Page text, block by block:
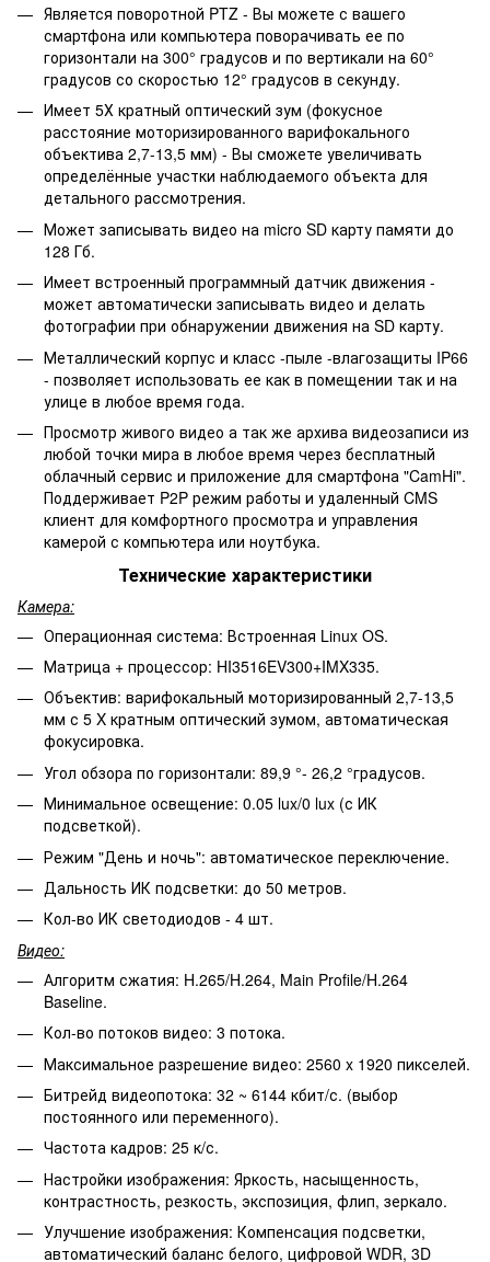
Является поворотной PTZ - Вы можете с вашего
смартфона или компьютера поворачивать ее по
горизонтали на 300° градусов и по вертикали на 60°
градусов со скоростью 12° градусов в секунду.
Имеет 5Х кратный оптический зум (фокусное
расстояние моторизированного варифокального
объектива 2,7-13,5 мм) - Вы сможете увеличивать
определённые участки наблюдаемого объекта для
детального рассмотрения.
Может записывать видео на micro SD карту памяти до
128 Гб.
Имеет встроенный программный датчик движения -
может автоматически записывать видео и делать
фотографии при обнаружении движения на SD карту.
Металлический корпус и класс -пыле -влагозащиты IP66
- позволяет использовать ее как в помещении так и на
улице в любое время года.
Просмотр живого видео а так же архива видеозаписи из
любой точки мира в любое время через бесплатный
облачный сервис и приложение для смартфона "CamHi".
Поддерживает P2P режим работы и удаленный CMS
клиент для комфортного просмотра и управления
камерой с компьютера или ноутбука.
Технические характеристики
Камера:
Операционная система: Встроенная Linux OS.
Матрица + процессор: HI3516EV300+IMX335.
Объектив: варифокальный моторизированный 2,7-13,5
мм с 5 X кратным оптический зумом, автоматическая
фокусировка.
Угол обзора по горизонтали: 89,9 °- 26,2 °градусов.
Минимальное освещение: 0.05 lux/0 lux (с ИК
подсветкой).
Режим "День и ночь": автоматическое переключение.
Дальность ИК подсветки: до 50 метров.
Кол-во ИК светодиодов - 4 шт.
Видео:
Алгоритм сжатия: H.265/H.264, Main Profile/H.264
Baseline.
Кол-во потоков видео: 3 потока.
Максимальное разрешение видео: 2560 x 1920 пикселей.
Битрейд видеопотока: 32 ~ 6144 кбит/с. (выбор
постоянного или переменного).
Частота кадров: 25 к/с.
Настройки изображения: Яркость, насыщенность,
контрастность, резкость, экспозиция, флип, зеркало.
Улучшение изображения: Компенсация подсветки,
автоматический баланс белого, цифровой WDR, 3D